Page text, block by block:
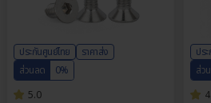
ประกันศูนย์ไทย
ราคาส่ง
ส่วนลด
0%
5.0
ปร
ส่ว